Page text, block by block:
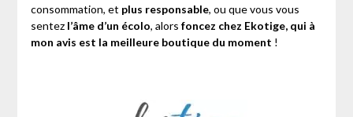
consommation, et plus responsable, ou que vous vous
sentezl’âme d’un écolo, alors foncez chez Ekotige, qui à
mon avis est la meilleure boutique du moment !